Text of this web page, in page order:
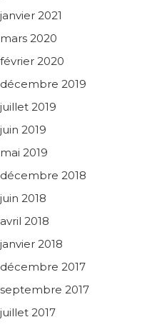
janvier 2021
mars 2020
février 2020
décembre 2019
juillet 2019
juin 2019
mai 2019
décembre 2018
juin 2018
avril 2018
janvier 2018
décembre 2017
septembre 2017
juillet 2017